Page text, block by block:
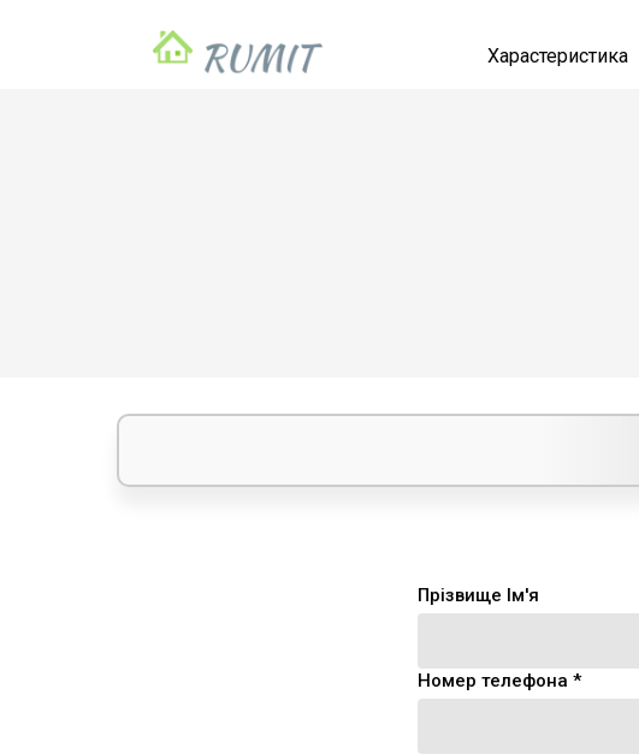
Харастеристика
Прізвище Ім'я
Номер телефона *